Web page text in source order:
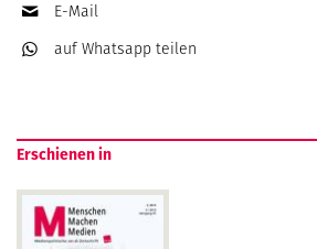
E-Mail
auf Whatsapp teilen
Erschienen in